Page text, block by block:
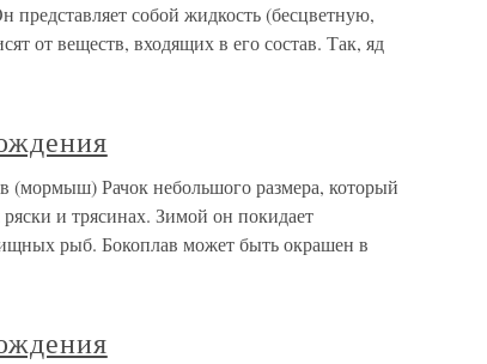
собой жидкость (бесцветную,
от веществ, входящих в его состав. Так, яд
(мормыш) Рачок небольшого размера, который
ряски и трясинах. Зимой он покидает
рыб. Бокоплав может быть окрашен в